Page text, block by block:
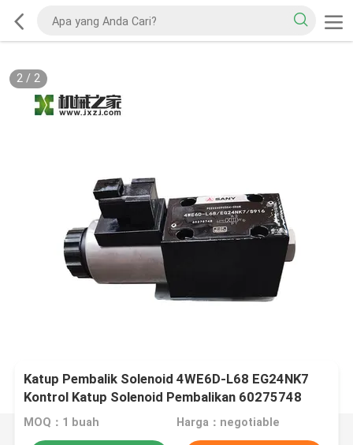
2/ 2
Katup Pembalik Solenoid 4WE6D-L68 EG24NK7
Kontrol Katup Solenoid Pembalikan 60275748
MOQ：1 buah Harga：negotiable